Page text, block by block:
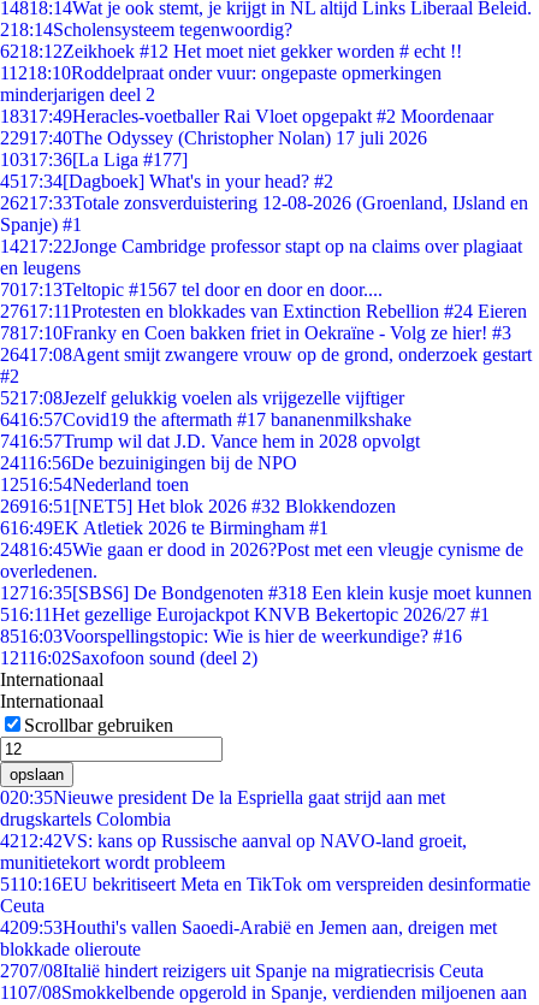
14818:14Wat je ook stemt, je krijgt in NL altijd Links Liberaal Beleid.
218:14Scholensysteem tegenwoordig?
6218:12Zeikhoek #12 Het moet niet gekker worden # echt !!
11218:10Roddelpraat onder vuur: ongepaste opmerkingen
minderjarigen deel 2
18317:49Heracles-voetballer Rai Vloet opgepakt #2 Moordenaar
22917:40The Odyssey (Christopher Nolan) 17 juli 2026
10317:36[La Liga #177]
4517:34[Dagboek] What's in your head? #2
26217:33Totale zonsverduistering 12-08-2026 (Groenland, IJsland en
Spanje) #1
14217:22Jonge Cambridge professor stapt op na claims over plagiaat
en leugens
7017:13Teltopic #1567 tel door en door en door....
27617:11Protesten en blokkades van Extinction Rebellion #24 Eieren
7817:10Franky en Coen bakken friet in Oekraïne - Volg ze hier! #3
26417:08Agent smijt zwangere vrouw op de grond, onderzoek gestart
#2
5217:08Jezelf gelukkig voelen als vrijgezelle vijftiger
6416:57Covid19 the aftermath #17 bananenmilkshake
7416:57Trump wil dat J.D. Vance hem in 2028 opvolgt
24116:56De bezuinigingen bij de NPO
12516:54Nederland toen
26916:51 [NET5] Het blok 2026 #32 Blokkendozen
616:49EK Atletiek 2026 te Birmingham #1
24816:45Wie gaan er dood in 2026?Post met een vleugje cynisme de
overledenen.
12716:35[SBS6] De Bondgenoten #318 Een klein kusje moet kunnen
516:11Het gezellige Eurojackpot KNVB Bekertopic 2026/27 #1
8516:03Voorspellingstopic: Wie is hier de weerkundige? #16
12116:02Saxofoon sound (deel 2)
Internationaal
Internationaal
Scrollbar gebruiken
opslaan
020:35Nieuwe president De la Espriella gaat strijd aan met
drugskartels Colombia
4212:42VS: kans op Russische aanval op NAVO-land groeit,
munitietekort wordt probleem
5110:16EU bekritiseert Meta en TikTok om verspreiden desinformatie
Ceuta
4209:53Houthi's vallen Saoedi-Arabië en Jemen aan, dreigen met
blokkade olieroute
2707/08Italië hindert reizigers uit Spanje na migratiecrisis Ceuta
1107/08Smokkelbende opgerold in Spanje, verdienden miljoenen aan